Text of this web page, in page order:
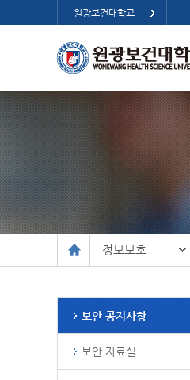
원광보건대학교
보안 공지사항
보안 자료실
정보보호